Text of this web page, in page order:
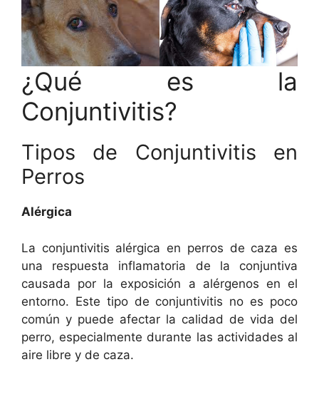
¿Qué es la
Conjuntivitis?
Tipos de Conjuntivitis en
Perros
Alérgica
La conjuntivitis alérgica en perros de caza es
una respuesta inflamatoria de la conjuntiva
causada por la exposición a alérgenos en el
entorno. Este tipo de conjuntivitis no es poco
común y puede afectar la calidad de vida del
perro, especialmente durante las actividades al
aire libre y de caza.